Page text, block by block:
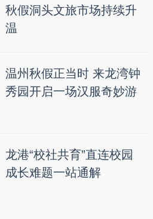
秋假洞头文旅市场持续升
温
温州秋假正当时 来龙湾钟
秀园开启一场汉服奇妙游
龙港“校社共育”直连校园
成长难题一站通解